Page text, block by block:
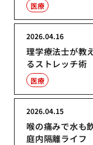
医療
理学療法士が教
るストレッチ術
2026.04.16
医療
喉の痛みで水も
庭内隔離ライフ
2026.04.15